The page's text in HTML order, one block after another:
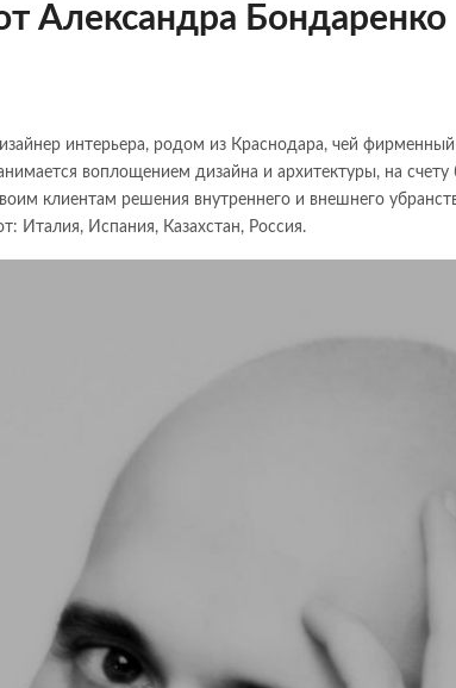
Александра Бондаренко
интерьера, родом из Краснодара, чей фирменный
воплощением дизайна и архитектуры, на счету
клиентам решения внутреннего и внешнего
Италия, Испания, Казахстан, Россия.